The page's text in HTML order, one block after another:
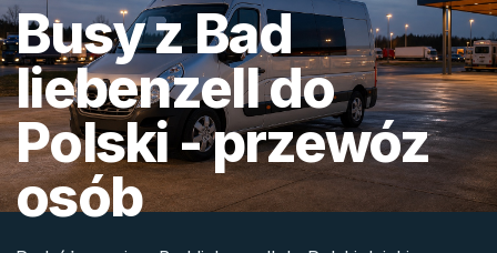
Busy z Bad
liebenzell do
Polski - przewóz
osób